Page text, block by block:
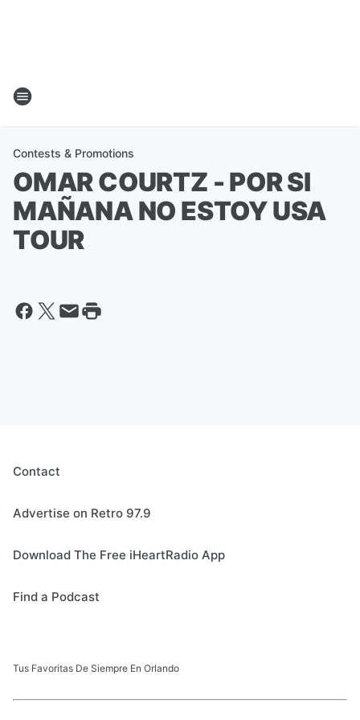
Contests & Promotions
OMAR COURTZ - POR SI
MAÑANA NO ESTOY USA
TOUR
Contact
Advertise on Retro 97.9
Download The Free iHeartRadio App
Find a Podcast
Tus Favoritas De Siempre En Orlando